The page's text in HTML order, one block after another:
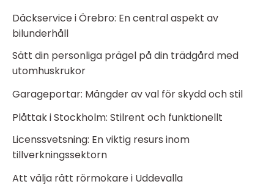
Däckservice i Örebro: En central aspekt av
bilunderhåll
Sätt din personliga prägel på din trädgård med
utomhuskrukor
Garageportar: Mängder av val för skydd och stil
Plåttak i Stockholm: Stilrent och funktionellt
Licenssvetsning: En viktig resurs inom
tillverkningssektorn
Att välja rätt rörmokare i Uddevalla